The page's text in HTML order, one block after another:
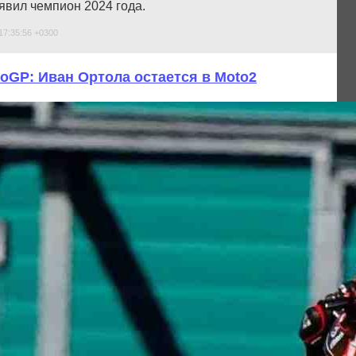
чемпион 2024 года.
+0300
Иван Ортола остается в Moto2